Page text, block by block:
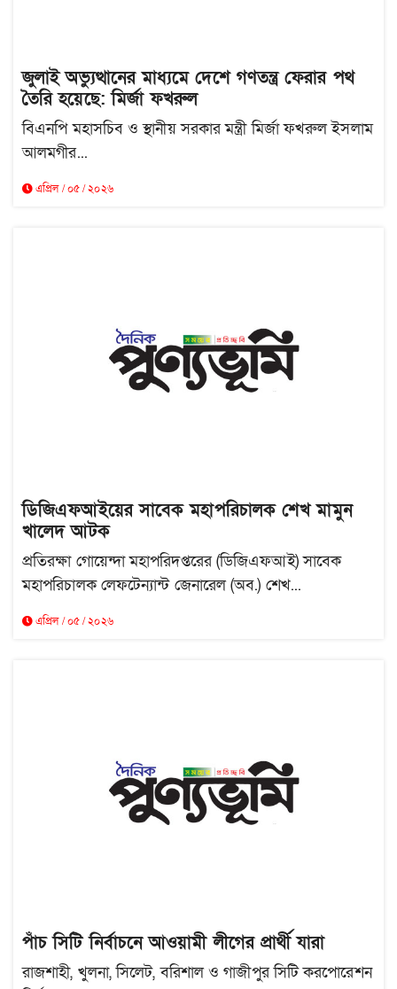
জুলাই অভ্যুত্থানের মাধ্যমে দেশে গণতন্ত্র ফেরার পথ
তৈরি হয়েছে: মির্জা ফখরুল
বিএনপি মহাসচিব ও স্থানীয় সরকার মন্ত্রী মির্জা ফখরুল ইসলাম
আলমগীর...
এপ্রিল / ০৫ / ২০২৬
ডিজিএফআইয়ের সাবেক মহাপরিচালক শেখ মামুন
খালেদ আটক
প্রতিরক্ষা গোয়েন্দা মহাপরিদপ্তরের (ডিজিএফআই) সাবেক
মহাপরিচালক লেফটেন্যান্ট জেনারেল (অব.) শেখ...
এপ্রিল / ০৫ / ২০২৬
পাঁচ সিটি নির্বাচনে আওয়ামী লীগের প্রার্থী যারা
রাজশাহী, খুলনা, সিলেট, বরিশাল ও গাজীপুর সিটি করপোরেশন